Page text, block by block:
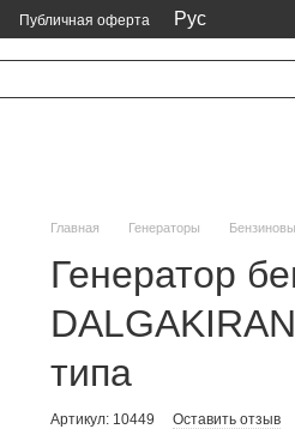
Публичная оферта Рус
Главная Генераторы
Генератор
типа
Артикул: 10449 Оставить отзыв